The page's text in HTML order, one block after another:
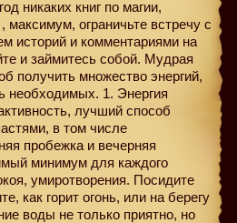
никаких книг по магии,
максимум, ограничьте встречу с
историй и комментариями на
и займитесь собой. Мудрая
получить множество энергий,
необходимых. 1. Энергия
лучший способ
в том числе
пробежка и вечерняя
минимум для каждого
умиротворения. Посидите
как горит огонь, или на берегу
воды не только приятно, но